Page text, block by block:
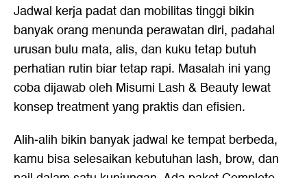
Jadwal kerja padat dan mobilitas tinggi bikin
banyak orang menunda perawatan diri, padahal
urusan bulu mata, alis, dan kuku tetap butuh
perhatian rutin biar tetap rapi. Masalah ini yang
coba dijawab oleh Misumi Lash & Beauty lewat
konsep treatment yang praktis dan efisien.
Alih-alih bikin banyak jadwal ke tempat berbeda,
kamu bisa selesaikan kebutuhan lash, brow, dan